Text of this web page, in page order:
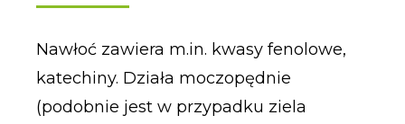
Nawłoć zawiera m.in. kwasy fenolowe,
katechiny. Działa moczopędnie
(podobnie jest w przypadku ziela